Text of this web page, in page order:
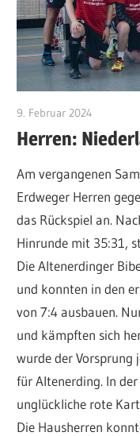
9. Februar 2024
Herren:
Am vergangenen
Erdweger Herren
das Rückspiel an.
Hinrunde mit 35:31,
Die Altenerdinger
und konnten in den
von 7:4 ausbauen.
und kämpften sich
wurde der Vorsprung
für Altenerding. In
unglückliche rote
Die Hausherren